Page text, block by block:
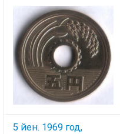
5 йен. 1969 год,